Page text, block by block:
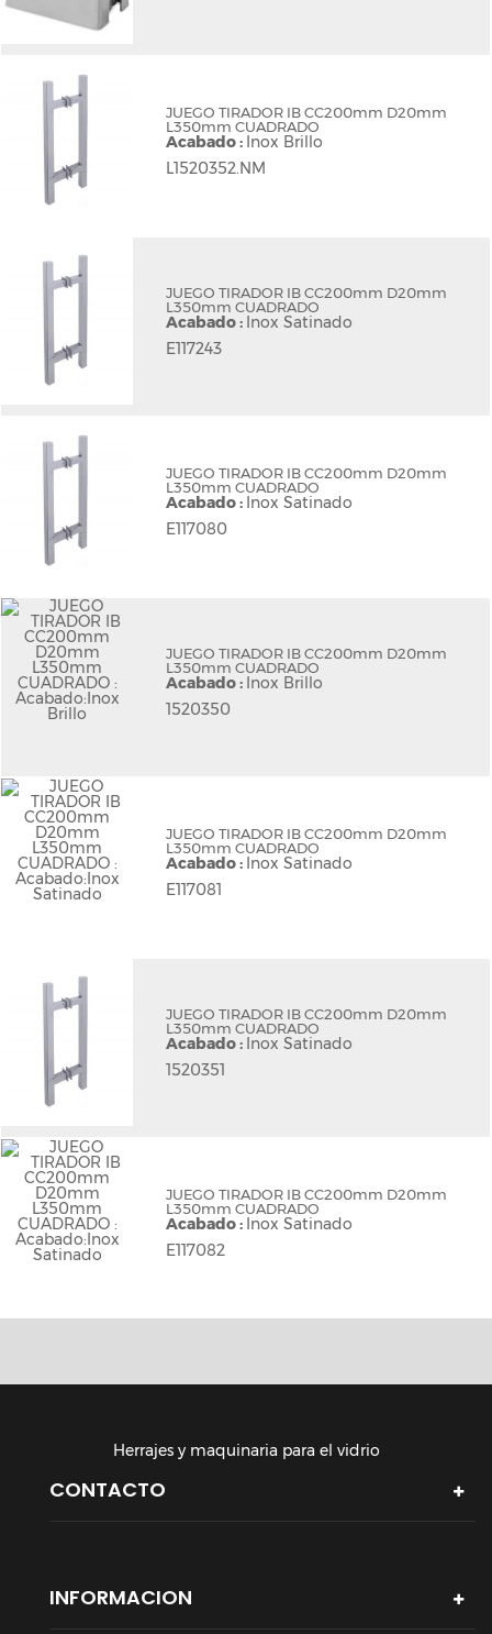
JUEGO TIRADOR IB CC200mm D20mm
L350mm CUADRADO
Acabado : Inox Brillo
L1520352.NM
JUEGO TIRADOR IB CC200mm D20mm
L350mm CUADRADO
Acabado : Inox Satinado
E117243
JUEGO TIRADOR IB CC200mm D20mm
L350mm CUADRADO
Acabado : Inox Satinado
E117080
JUEGO TIRADOR IB CC200mm D20mm
L350mm CUADRADO
Acabado : Inox Brillo
1520350
JUEGO TIRADOR IB CC200mm D20mm
L350mm CUADRADO
Acabado : Inox Satinado
E117081
JUEGO TIRADOR IB CC200mm D20mm
L350mm CUADRADO
Acabado : Inox Satinado
1520351
JUEGO TIRADOR IB CC200mm D20mm
L350mm CUADRADO
Acabado : Inox Satinado
E117082
Herrajes y maquinaria para el vidrio
CONTACTO
INFORMACION